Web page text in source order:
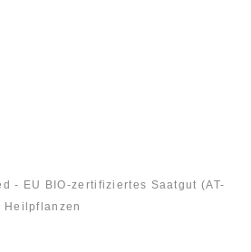
- EU BIO-zertifiziertes Saatgut (AT-
Heilpflanzen